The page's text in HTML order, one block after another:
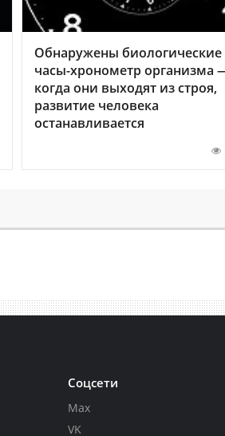
Обнаружены биологические
часы-хронометр организма
когда они выходят из строя,
развитие человека
останавливается
Соцсети
Max
VK